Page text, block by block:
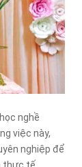
nghề
việc này,
nghiệp để